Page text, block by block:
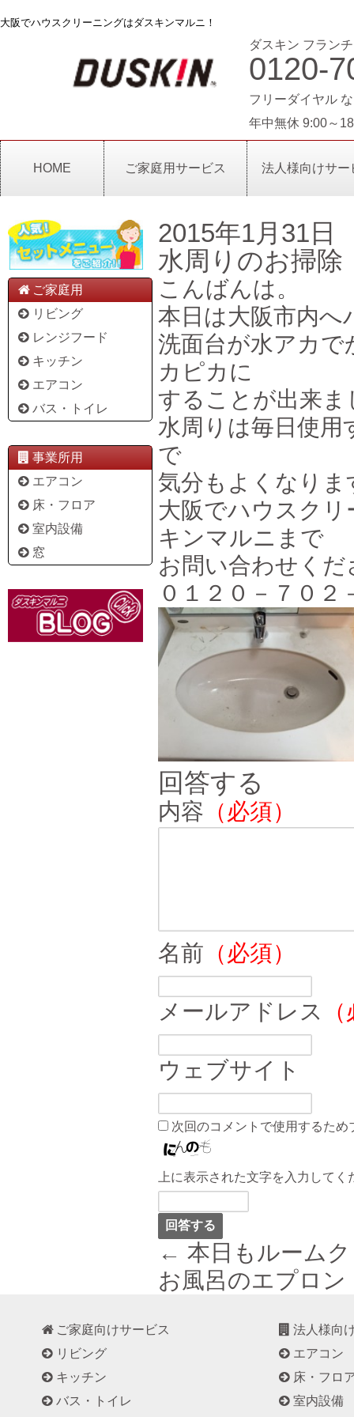
大阪でハウスクリーニングはダスキンマルニ！
ダスキン フラン
0120-
フリーダイヤル
年中無休 9:00～
HOME ご家庭用サービス 法人様向けサー
ご家庭用
リビング
レンジフード
キッチン
エアコン
バス・トイレ
事業所用
エアコン
床・フロア
室内設備
窓
2015年1月31日
水周りのお掃除
こんばんは。
本日は大阪市内
洗面台が水アカ
カピカに
することが出来ま
水周りは毎日使用
で
気分もよくなりま
大阪でハウスク
キンマルニまで
お問い合わせくだ
０１２０－７０２
回答する
内容 （必須）
名前 （必須）
メールアドレス
ウェブサイト
次回のコメントで使用するた
上に表示された文字を入力してく
← 本日もルーム
お風呂のエプロ
ご家庭向けサービス
リビング
キッチン
バス・トイレ
法人様向
エアコン
床・フロ
室内設備